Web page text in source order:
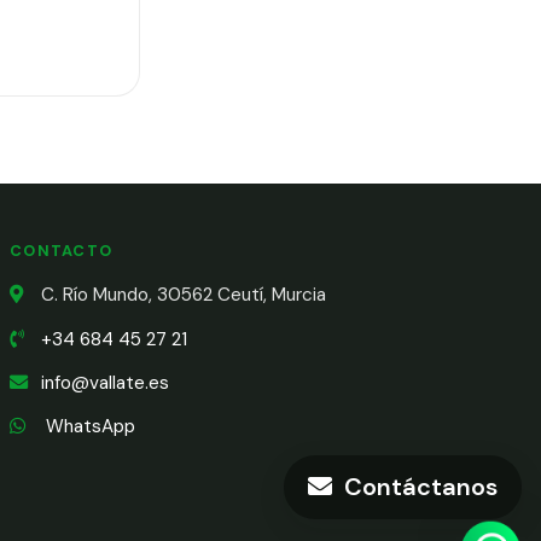
Contáctanos
CONTACTO
C. Río Mundo, 30562 Ceutí, Murcia
+34 684 45 27 21
info@vallate.es
WhatsApp